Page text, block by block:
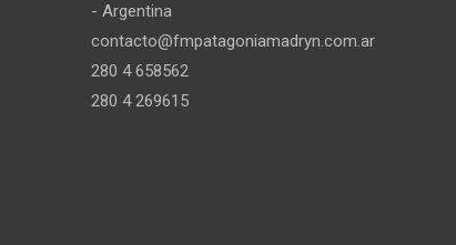
- Argentina
contacto@fmpatagoniamadryn.com.ar
280 4 658562
280 4 269615